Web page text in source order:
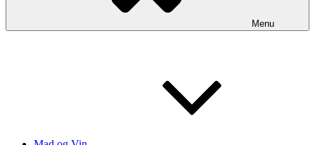
Menu